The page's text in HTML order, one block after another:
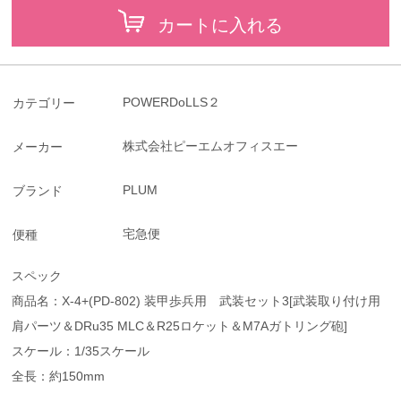
カートに入れる
カテゴリー POWERDoLLS２
メーカー 株式会社ピーエムオフィスエー
ブランド PLUM
便種 宅急便
スペック
商品名：X-4+(PD-802) 装甲歩兵用 武装セット3[武装取り付け用
肩パーツ＆DRu35 MLC＆R25ロケット＆M7Aガトリング砲]
スケール：1/35スケール
全長：約150mm